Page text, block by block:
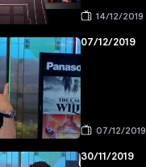
14/12/2019
07/12/2019
07/12/2019
30/11/2019